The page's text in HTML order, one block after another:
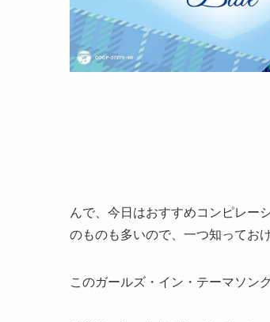
んで、今日はおすすめコンピレー
のものも多いので、一つ知ってお
このガールズ・イン・テーマソン